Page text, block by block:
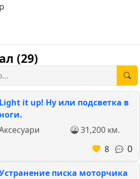
(29)
Light it up! Ну или подсветка в
ноги.
31,200 км.
8
0
писка моторчика